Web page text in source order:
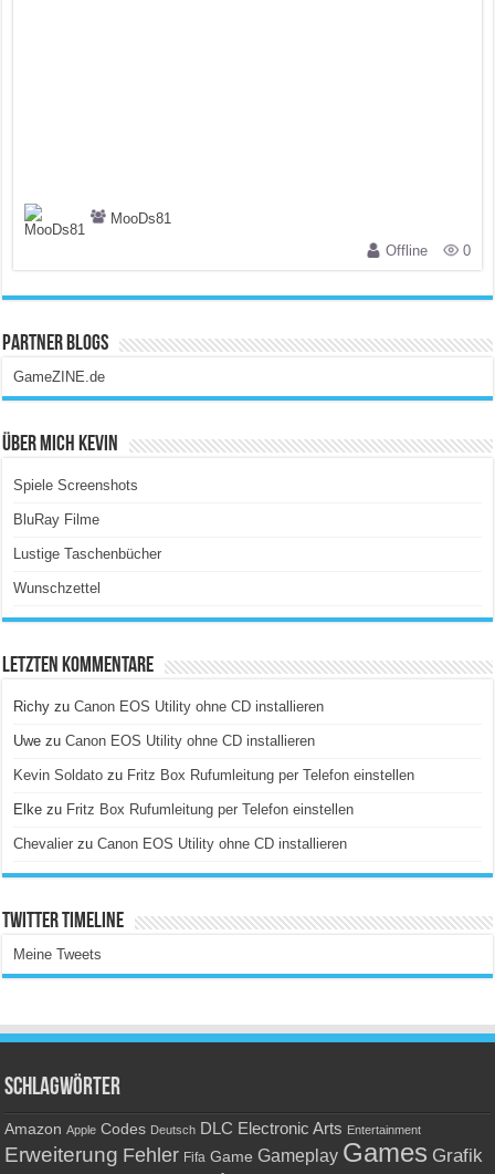
MooDs81
Offline
0
Partner Blogs
GameZINE.de
Über Mich Kevin
Spiele Screenshots
BluRay Filme
Lustige Taschenbücher
Wunschzettel
Letzten Kommentare
Richy zuCanon EOS Utility ohne CD installieren
Uwe zuCanon EOS Utility ohne CD installieren
Kevin Soldato zu Fritz Box Rufumleitung per Telefon einstellen
Elke zu Fritz Box Rufumleitung per Telefon einstellen
Chevalier zuCanon EOS Utility ohne CD installieren
Twitter Timeline
Meine Tweets
Schlagwörter
Amazon Apple Codes Deutsch DLC Electronic Arts Entertainment
Erweiterung Fehler Fifa Game Gameplay Games Grafik